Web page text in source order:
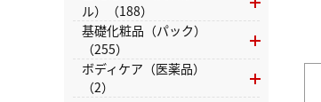
ル）（188）
基礎化粧品（パック）
（255）
ボディケア（医薬品）
（2）